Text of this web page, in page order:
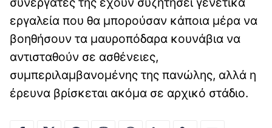
εργαλεία που θα μπορούσαν κάποια μέρα να
βοηθήσουν τα μαυροπόδαρα κουνάβια να
αντισταθούν σε ασθένειες,
συμπεριλαμβανομένης της πανώλης, αλλά η
έρευνα βρίσκεται ακόμα σε αρχικό στάδιο.